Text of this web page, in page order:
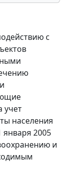
с
учет
населения
января 2005
и